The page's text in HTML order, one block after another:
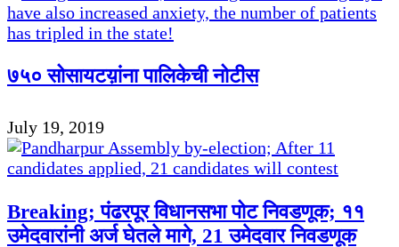
७५० सोसायटय़ांना पालिकेची नोटीस
July 19, 2019
Breaking; पंढरपूर विधानसभा पोट निवडणूक; ११
उमेदवारांनी अर्ज घेतले मागे, 21 उमेदवार निवडणूक